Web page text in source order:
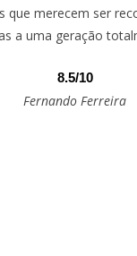
que merecem ser
a uma geração
8.5/10
Fernando Ferreira